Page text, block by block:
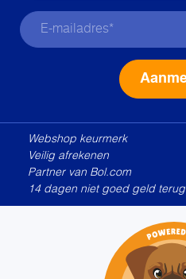
Webshop keurmerk
Veilig afrekenen
Partner van Bol.com
14 dagen niet goed geld terug